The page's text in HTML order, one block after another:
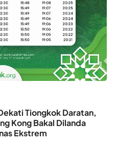
Tiongkok Daratan,
Kong Bakal Dilanda
Ekstrem